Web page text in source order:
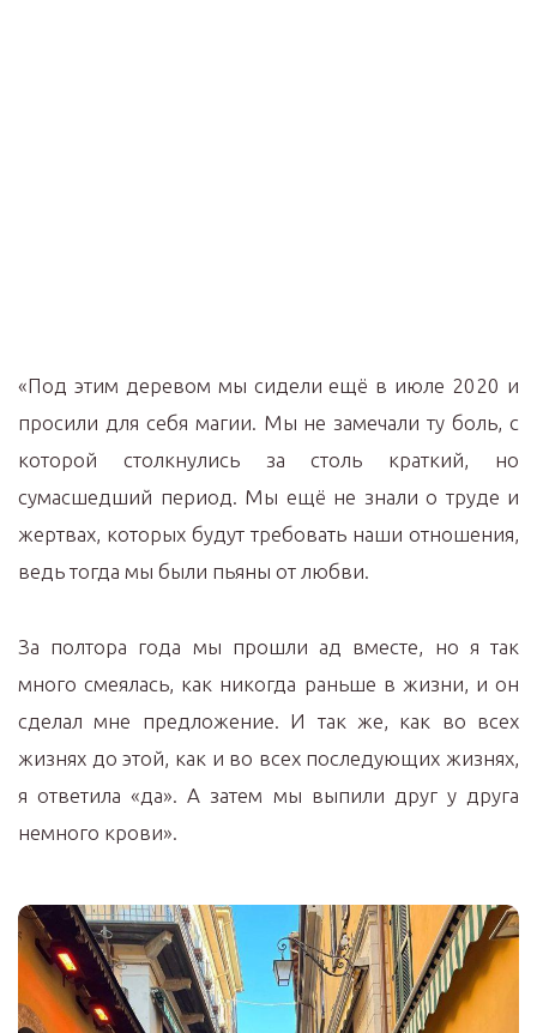
«Под этим деревом мы сидели ещё в июле 2020 и
просили для себя магии. Мы не замечали ту боль, с
которой столкнулись за столь краткий, но
сумасшедший период. Мы ещё не знали о труде и
жертвах, которых будут требовать наши отношения,
ведь тогда мы были пьяны от любви.
За полтора года мы прошли ад вместе, но я так
много смеялась, как никогда раньше в жизни, и он
сделал мне предложение. И так же, как во всех
жизнях до этой, как и во всех последующих жизнях,
я ответила «да». А затем мы выпили друг у друга
немного крови».